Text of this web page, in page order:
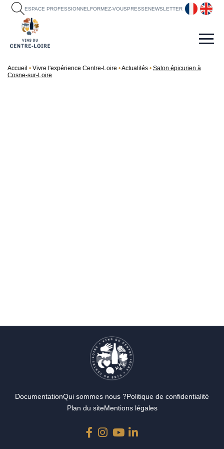
ESPACE PROFESSIONNEL FORMEZ-VOUSPRESSENEWSLETTER fr en
Accueil Vivre l'expérience Centre-Loire Actualités
Salon épicurien à
Cosne-sur-Loire
DocumentationQui sommes nous ?Politique de confidentialité
Plan du siteMentions légales